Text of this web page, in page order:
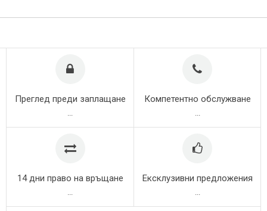
Преглед преди заплащане Компетентно обслужване
14 дни право на връщане Ексклузивни предложения